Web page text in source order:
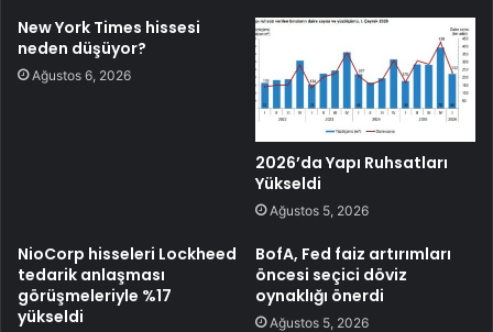
New York Times hissesi
neden düşüyor?
Ağustos 6, 2026
2026’da Yapı Ruhsatları
Yükseldi
Ağustos 5, 2026
NioCorp hisseleri Lockheed
tedarik anlaşması
görüşmeleriyle %17
yükseldi
BofA, Fed faiz artırımları
öncesi seçici döviz
oynaklığı önerdi
Ağustos 5, 2026